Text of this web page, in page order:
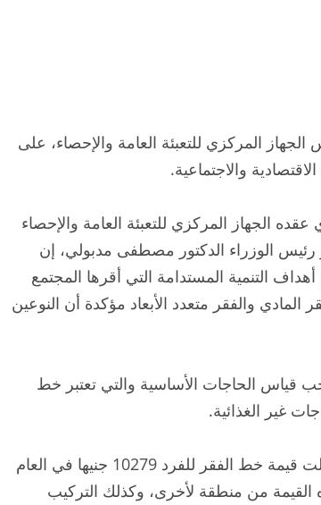
المركزي للتعبئة العامة والإحصاء، على
والاجتماعية.
الجهاز المركزي للتعبئة العامة والإحصاء
رئيس الوزراء الدكتور مصطفى مدبولي، إن
التنمية المستدامة التي أقرها المجتمع
والفقر متعدد الأبعاد مؤكدة أن النوعين
قياس الحاجات الأساسية والتي تعتبر خط
غير الغذائية.
وأوضحت أنه خلال عام 2018-2019 وصلت قيمة خط الفقر للفرد 10279 جنيها في العام
هذه القيمة من منطقة لأخرى، وكذلك التركيب